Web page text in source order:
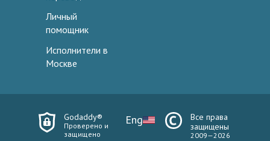
Личный
помощник
Исполнители в
Москве
Godaddy®
Проверено и
защищено
Eng
Все права
защищены
2009—2026